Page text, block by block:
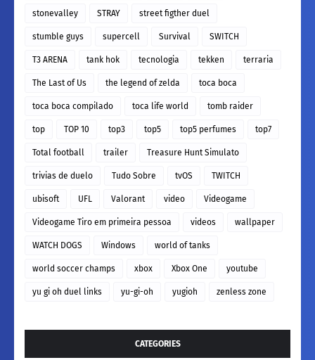
stonevalley STRAY street figther duel
stumble guys supercell Survival SWITCH
T3 ARENA tank hok tecnologia tekken terraria
The Last of Us the legend of zelda toca boca
toca boca compilado toca life world tomb raider
top TOP 10 top3 top5 top5 perfumes top7
Total football trailer Treasure Hunt Simulato
trivias de duelo Tudo Sobre tvOS TWITCH
ubisoft UFL Valorant video Videogame
Videogame Tiro em primeira pessoa videos wallpaper
WATCH DOGS Windows world of tanks
world soccer champs xbox Xbox One youtube
yu gi oh duel links yu-gi-oh yugioh zenless zone
CATEGORIES